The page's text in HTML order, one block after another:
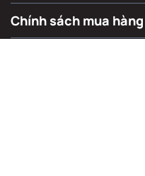
Chính sách mua hàng